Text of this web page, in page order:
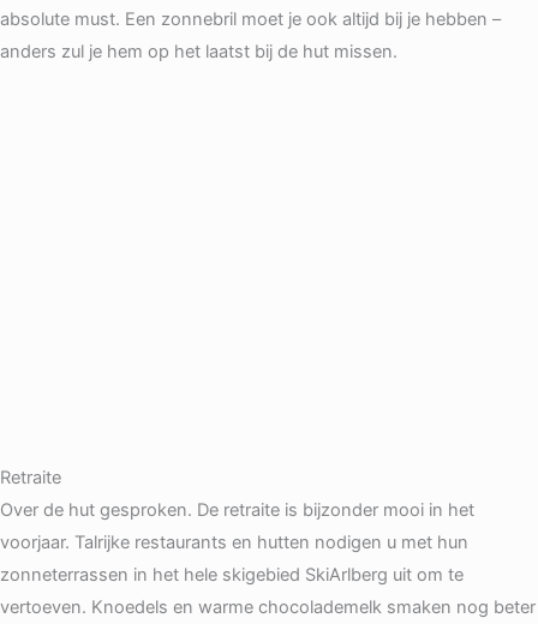
absolute must. Een zonnebril moet je ook altijd bij je hebben –
anders zul je hem op het laatst bij de hut missen.
Retraite
Over de hut gesproken. De retraite is bijzonder mooi in het
voorjaar. Talrijke restaurants en hutten nodigen u met hun
zonneterrassen in het hele skigebied SkiArlberg uit om te
vertoeven. Knoedels en warme chocolademelk smaken nog beter